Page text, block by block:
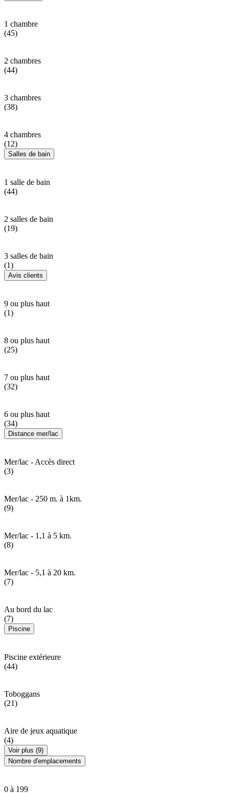
1 chambre
(45)
2 chambres
(44)
3 chambres
(38)
4 chambres
(12)
Salles de bain
1 salle de bain
(44)
2 salles de bain
(19)
3 salles de bain
(1)
Avis clients
9 ou plus haut
(1)
8 ou plus haut
(25)
7 ou plus haut
(32)
6 ou plus haut
(34)
Distance mer/lac
Mer/lac - Accès direct
(3)
Mer/lac - 250 m. à 1km.
(9)
Mer/lac - 1,1 à 5 km.
(8)
Mer/lac - 5,1 à 20 km.
(7)
Au bord du lac
(7)
Piscine
Piscine extérieure
(44)
Toboggans
(21)
Aire de jeux aquatique
(4)
Voir plus (9)
Nombre d'emplacements
0 à 199